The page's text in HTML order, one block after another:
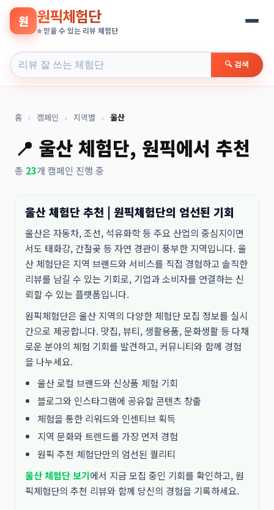
원 원픽체험단
⭐ 믿을 수 있는 리뷰 체험단
🔍 검색
홈 › 캠페인 › 지역별 › 울산
📍 울산 체험단, 원픽에서 추천
총 23개 캠페인 진행 중
울산 체험단 추천 | 원픽체험단의 엄선된 기회
울산은 자동차, 조선, 석유화학 등 주요 산업의 중심지이면
서도 태화강, 간절곶 등 자연 경관이 풍부한 지역입니다. 울
산 체험단은 지역 브랜드와 서비스를 직접 경험하고 솔직한
리뷰를 남길 수 있는 기회로, 기업과 소비자를 연결하는 신
뢰할 수 있는 플랫폼입니다.
원픽체험단은 울산 지역의 다양한 체험단 모집 정보를 실시
간으로 제공합니다. 맛집, 뷰티, 생활용품, 문화생활 등 다채
로운 분야의 체험 기회를 발견하고, 커뮤니티와 함께 경험
을 나누세요.
울산 로컬 브랜드와 신상품 체험 기회
블로그와 인스타그램에 공유할 콘텐츠 창출
체험을 통한 리워드와 인센티브 획득
지역 문화와 트렌드를 가장 먼저 경험
원픽 추천 체험단만의 엄선된 퀄리티
울산 체험단 보기에서 지금 모집 중인 기회를 확인하고, 원
픽체험단의 추천 리뷰와 함께 당신의 경험을 기록하세요.